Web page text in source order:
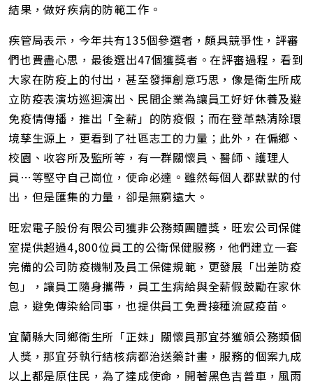
結果，做好疾病的防範工作。
疾管局表示，今年共有135個參選者，頗具競爭性，評審
們也費盡心思，最後選出47個獲獎者。在評審過程，看到
大家在防疫上的付出，甚至發揮創意巧思，像是衛生所成
立防疫表演坊巡迴演出、民間企業為讓員工好好休養及避
免疫情傳播，推出「全薪」的防疫假；而在登革熱清除環
境孳生源上，更看到了社區志工的力量；此外，在偏鄉、
校園、收容所及監所等，有一群關懷員、醫師、護理人
員…等堅守自己崗位，使命必達。雖然每個人都默默的付
出，但是匯集的力量，卻是無窮遠大。
旺宏電子股份有限公司獲非公務類團體獎，旺宏公司保健
室提供超過4,800位員工的公衛保健服務，他們建立一套
完備的公司防疫機制及員工保健規範，更發展「出差防疫
包」，讓員工隨身攜帶，員工生病給與全薪假鼓勵在家休
息，避免傳染給同事，也提供員工免費接種流感疫苗。
宜蘭縣大同鄉衛生所「正妹」關懷員那宜芬獲頒公務類個
人獎，那宜芬執行結核病都治送藥計畫，服務的個案九成
以上都是原住民，為了達成使命，開著黑色吉普車，風雨